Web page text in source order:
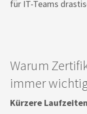
für IT-Teams
Warum
immer
Kürzere